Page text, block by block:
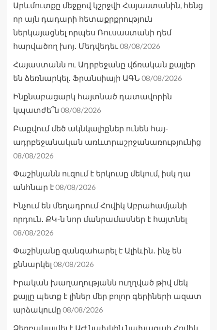
Արևմուտքը մեջքով կշրջվի Հայաստանին, հենց
որ այն դադարի հետաքրքրություն
ներկայացնել որպես Ռուսաստանի դեմ
հարվածող խոյ․ Մեդվեդեւ08/08/2026
Հայաստանն ու Ադրբեջանը վճռական քայլեր
են ձեռնարկել․ Ֆրանսիայի ԱԳՆ 08/08/2026
Ինքնաբացարկ հայտնած դատավորին
կպատժե՞ն 08/08/2026
Բաքվում մեծ ակնկալիքներ ունեն հայ-
ադրբեջանական առևտրաշրջանառությունից
08/08/2026
Փաշինյանն ուզում է երկուսը մեկում, իսկ դա
անհնար է08/08/2026
Ինչում են մեղադրում Հովիկ Աբրահամյանի
որդուն․ ՔԿ-ն նոր մանրամասներ է հայտնել
08/08/2026
Փաշինյանը զանգահարել է Ալիևին․ ինչ են
քննարկել 08/08/2026
Իրական խաղաղությանն ուղղված թիվ մեկ
քայլը պետք է լիներ մեր բոլոր գերիների ազատ
արձակումը 08/08/2026
Ձերբակալվել է ԱԺ նախկին նախագահ Հովիկ